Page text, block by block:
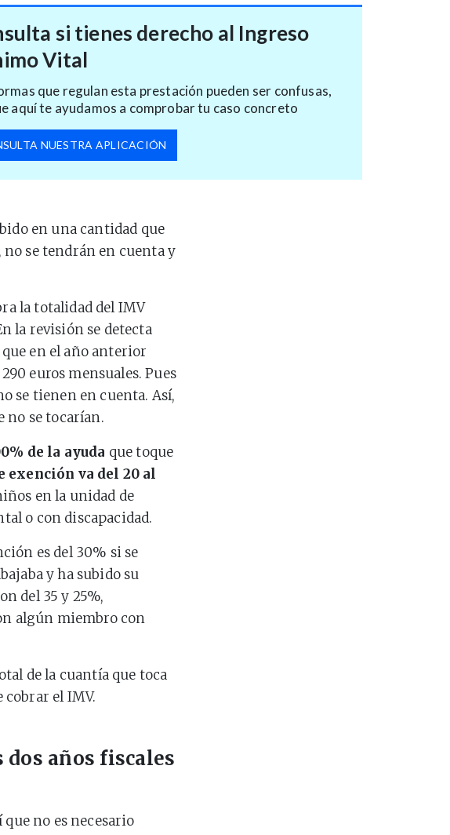
si tienes derecho al Ingreso
Vital
que regulan esta prestación pueden ser confusas,
aquí te ayudamos a comprobar tu caso concreto
NUESTRA APLICACIÓN
en una cantidad que
no se tendrán en cuenta y
la totalidad del IMV
la revisión se detecta
en el año anterior
euros mensuales. Pues
se tienen en cuenta. Así,
no se tocarían.
de la ayuda que toque
exención va del 20 al
en la unidad de
o con discapacidad.
es del 30% si se
y ha subido su
del 35 y 25%,
algún miembro con
de la cuantía que toca
cobrar el IMV.
años fiscales
no es necesario